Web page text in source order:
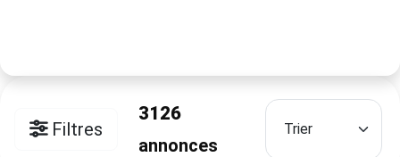
Filtres
3126
annonces